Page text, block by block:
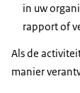
in uw
rapport of
Als de
manier